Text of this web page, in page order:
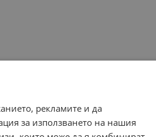
рекламите и да
за използването на нашия